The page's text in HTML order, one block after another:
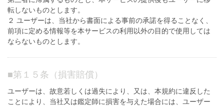
転しないものとします。
２ ユーザーは、当社から書面による事前の承諾を得ることなく、
前項に定める情報等を本サービスの利用以外の目的で使用しては
ならないものとします。
■第１５条（損害賠償）
ユーザーは、故意若しくは過失により、又は、本規約に違反した
ことにより、当社又は鑑定師に損害を与えた場合には、ユーザー